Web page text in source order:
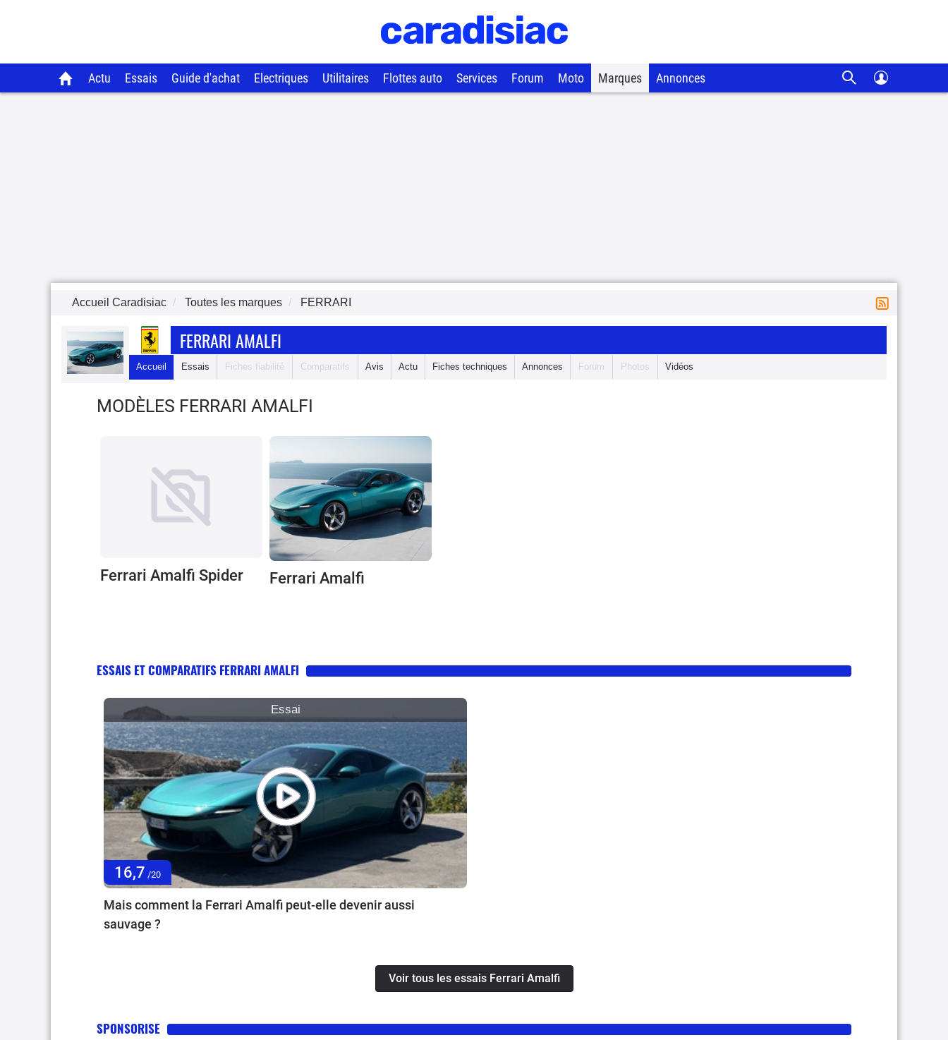
Actu Essais Guide d'achat Electriques Utilitaires Flottes auto Services Forum Moto Marques Annonces
Accueil Caradisiac Toutes les marques FERRARI
FERRARI AMALFI
Accueil Essais Fiches fiabilité Comparatifs Avis Actu Fiches techniques Annonces Forum Photos Vidéos
MODÈLES FERRARI AMALFI
Ferrari Amalfi Spider Ferrari Amalfi
ESSAIS ET COMPARATIFS FERRARI AMALFI
Essai
16,7 /20
Mais comment la Ferrari Amalfi peut-elle devenir aussi
sauvage ?
Voir tous les essais Ferrari Amalfi
SPONSORISE